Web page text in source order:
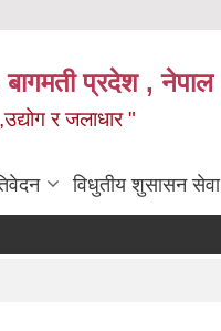
बागमती प्रदेश , नेपाल
र जलाधार "
विधुतीय शुसासन सेवा